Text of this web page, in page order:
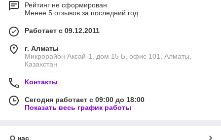
Рейтинг не сформирован
Менее 5 отзывов за последний год
Работает с 09.12.2011
г. Алматы
Микрорайон Аксай-1, дом 15 Б, офис 101, Алматы,
Казахстан
Контакты
Сегодня работает с 09:00 до 18:00
Показать весь график работы
О нас